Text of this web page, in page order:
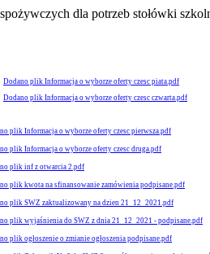
dla potrzeb stołówki
Dodano plik Informacja o wyborze oferty czesc piata.pdf
Dodano plik Informacja o wyborze oferty czesc czwarta.pdf
plik Informacja o wyborze oferty czesc pierwsza.pdf
plik Informacja o wyborze oferty czesc druga.pdf
plik inf z otwarcia 2.pdf
plik kwota na sfinansowanie zamówienia podpisane.pdf
plik SWZ zaktualizowany na dzien 21_12_2021.pdf
plik wyjaśnienia do SWZ z dnia 21_12_2021 - podpisane.pdf
plik ogłoszenie o zmianie ogłoszenia podpisane.pdf